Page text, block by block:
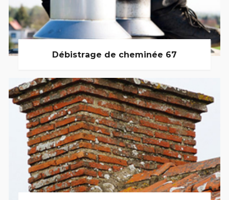
Débistrage de cheminée 67